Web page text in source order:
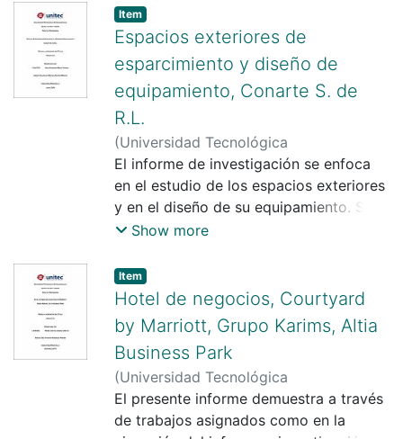
caso de estudio Plaza de La Cultura, un
edificio construido dur
Item
Espacios exteriores de
esparcimiento y diseño de
equipamiento, Conarte S. de
R.L.
(Universidad Tecnológica
Centroamericana UNITEC) Hugo
Humberto Mejía Tróchez;Suany Beatriz
Aguirre Moreno
El informe de investigación se enfoca
en el estudio de los espacios exteriores
y en el diseño de su equipamiento. Se
logra explorar y definir las
exterior y la importancia de su relación
con el equipamiento urbano.
Show more
Item
Hotel de negocios, Courtyard
by Marriott, Grupo Karims, Altia
Business Park
(Universidad Tecnológica
Centroamericana UNITEC)María
Cristina Jiménez Urrutia;Yohandy
El presente informe demuestra a través
de trabajos asignados como en la